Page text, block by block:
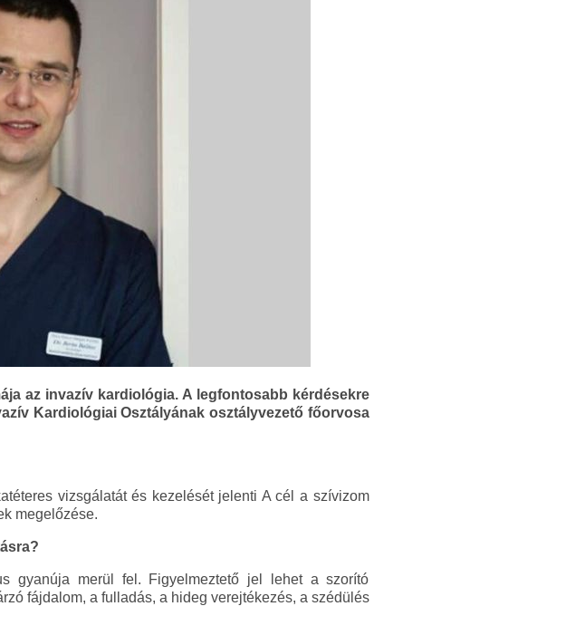
az invazív kardiológia. A legfontosabb kérdésekre
Kardiológiai Osztályának osztályvezető főorvosa
vizsgálatát és kezelését jelenti A cél a szívizom
megelőzése.
gyanúja merül fel. Figyelmeztető jel lehet a szorító
fájdalom, a fulladás, a hideg verejtékezés, a szédülés